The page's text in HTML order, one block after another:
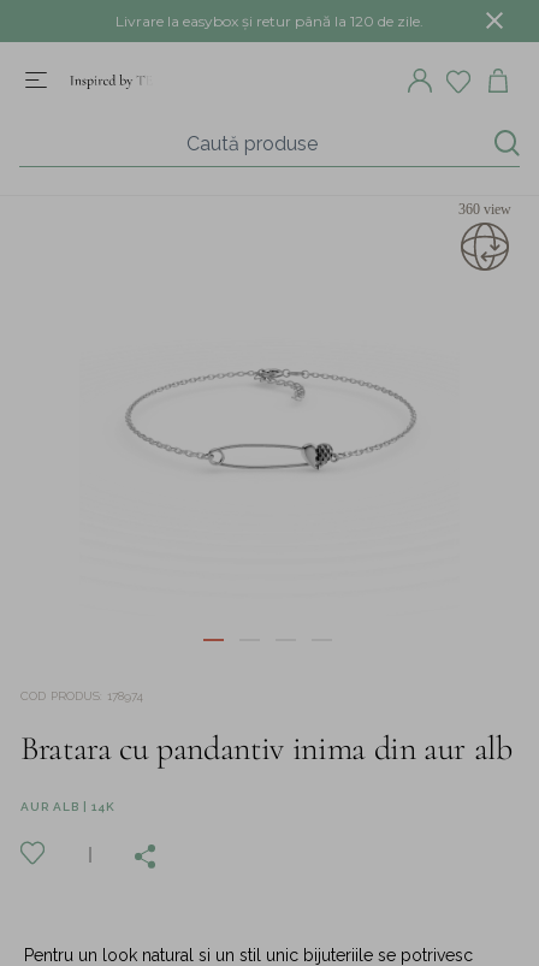
Livrare la easybox și retur până la 120 de zile.
360 view
COD PRODUS 178974
Bratara cu pandantiv inima din aur alb
AUR ALB | 14K
Pentru un look natural si un stil unic bijuteriile se potrivesc